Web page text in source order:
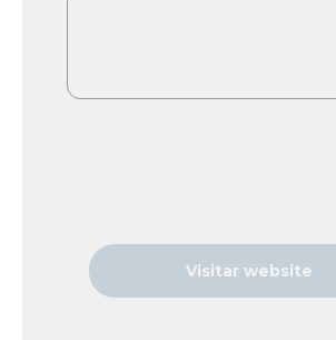
Visitar website